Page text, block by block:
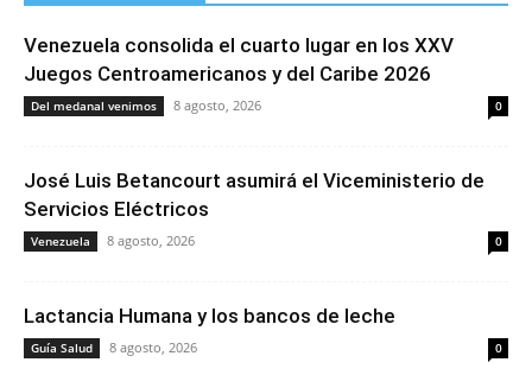
Venezuela consolida el cuarto lugar en los XXV
Juegos Centroamericanos y del Caribe 2026
Del medanal venimos 8 agosto, 2026 0
José Luis Betancourt asumirá el Viceministerio de
Servicios Eléctricos
Venezuela 8 agosto, 2026 0
Lactancia Humana y los bancos de leche
Guía Salud 8 agosto, 2026 0